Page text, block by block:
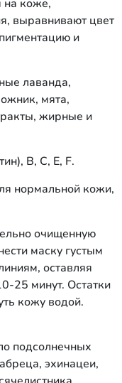
на коже,
выравнивают цвет
и
лаванда,
мята,
жирные и
B, C, E, F.
нормальной кожи,
очищенную
маску густым
оставляя
25 минут. Остатки
кожу водой.
подсолнечных
эхинацеи,